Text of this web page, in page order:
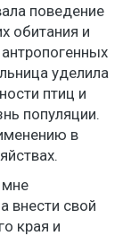
поведение
обитания и
уделила
птиц и
популяции.
в
внести свой
края и